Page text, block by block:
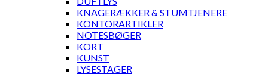
KNAGERÆKKER & STUMTJENERE
KONTORARTIKLER
NOTESBØGER
KORT
KUNST
LYSESTAGER